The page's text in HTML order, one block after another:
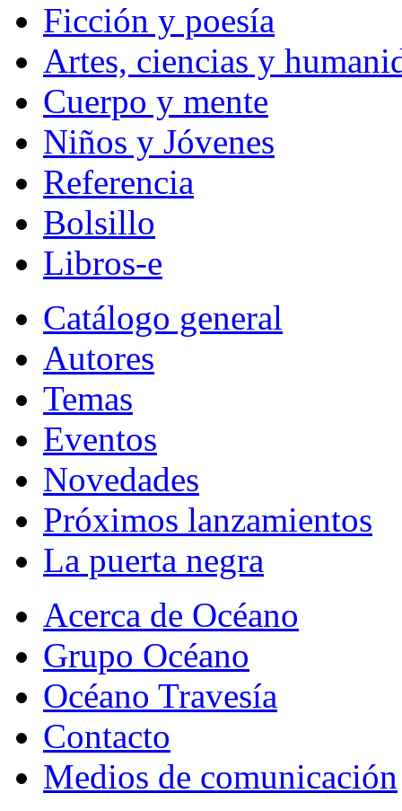
Ficción y poesía
Artes, ciencias y
Cuerpo y mente
Niños y Jóvenes
Referencia
Bolsillo
Libros-e
Catálogo general
Autores
Temas
Eventos
Novedades
Próximos lanzamientos
La puerta negra
Acerca de Océano
Grupo Océano
Océano Travesía
Contacto
Medios de comunicación